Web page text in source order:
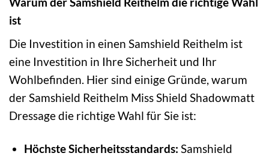
ist
Die Investition in einen Samshield Reithelm ist
eine Investition in Ihre Sicherheit und Ihr
Wohlbefinden. Hier sind einige Gründe, warum
der Samshield Reithelm Miss Shield Shadowmatt
Dressage die richtige Wahl für Sie ist:
Höchste Sicherheitsstandards: Samshield